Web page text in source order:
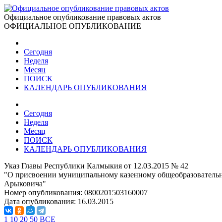
Официальное опубликование правовых актов
ОФИЦИАЛЬНОЕ ОПУБЛИКОВАНИЕ
Сегодня
Неделя
Месяц
ПОИСК
КАЛЕНДАРЬ ОПУБЛИКОВАНИЯ
Сегодня
Неделя
Месяц
ПОИСК
КАЛЕНДАРЬ ОПУБЛИКОВАНИЯ
Указ Главы Республики Калмыкия от 12.03.2015 № 42
"О присвоении муниципальному казенному
Арыковича"
Номер опубликования: 0800201503160007
Дата опубликования: 16.03.2015
1 10 20 50 ВСЕ